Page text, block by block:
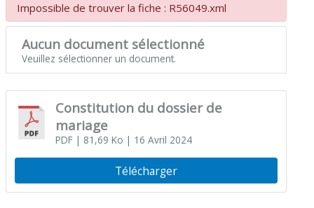
Impossible de trouver la fiche : R56049.xml
Aucun document sélectionné
Veuillez sélectionner un document.
Constitution du dossier de
mariage
PDF| 81,69 Ko | 16 Avril 2024
Télécharger